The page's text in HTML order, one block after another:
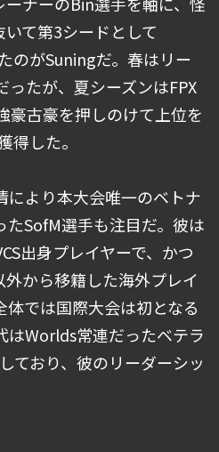
て第3シードとして
のがSuningだ。春はリー
ったが、夏シーズンはFPX
豪古豪を押しのけて上位を
得した。
により本大会唯一のベトナ
たSofM選手も注目だ。彼は
出身プレイヤーで、かつ
から移籍した海外プレイ
では国際大会は初となる
はWorlds常連だったベテラ
ており、彼のリーダーシッ